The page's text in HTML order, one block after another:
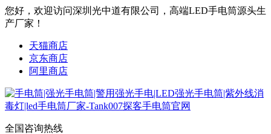
您好，欢迎访问深圳光中道有限公司，高端LED手电筒源头生
产厂家！
天猫商店
京东商店
阿里商店
全国咨询热线